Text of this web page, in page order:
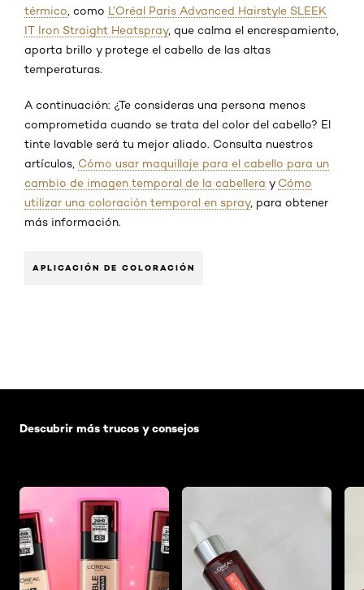
térmico , como L’Oréal Paris Advanced Hairstyle SLEEK
IT Iron Straight Heatspray, que calma el encrespamiento,
aporta brillo y protege el cabello de las altas
temperaturas.
A continuación: ¿Te consideras una persona menos
comprometida cuando se trata del color del cabello? El
tinte lavable será tu mejor aliado. Consulta nuestros
artículos, Cómo usar maquillaje para el cabello para un
cambio de imagen temporal de la cabellera y Cómo
utilizar una coloración temporal en spray, para obtener
más información.
APLICACIÓN DE COLORACIÓN
Descubrir más trucos y consejos